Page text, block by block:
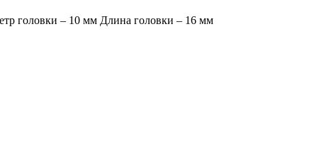
головки – 10 мм Длина головки – 16 мм